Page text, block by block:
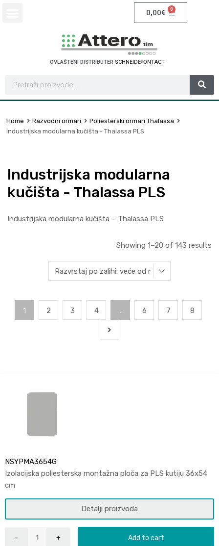
0,00€ 0
OVLAŠTENI DISTRIBUTER SCHNEIDER ELECTRI
Home Razvodni ormari
Poliesterski ormari Thalassa
Industrijska modularna kučišta - Thalassa PLS
Industrijska modularna
kučišta - Thalassa PLS
Industrijska modularna kučišta – Thalassa PLS
Showing 1–20 of 143 results
1 2 3 4 … 6 7 8
NSYPMA3654G
Izolacijska poliesterska montažna ploča za PLS kutiju 36x54
cm
Detalji proizvoda
Add to cart